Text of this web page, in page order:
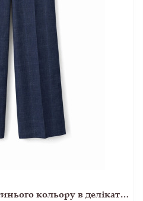
Штани вільного крою синього кольору в делікатну клітинку